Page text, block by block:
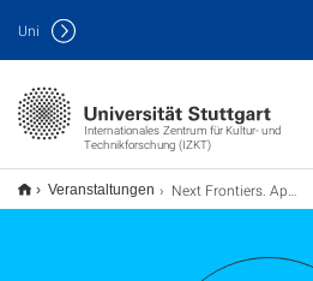
Internationales Zentrum für Kultur- und
Technikforschung (IZKT)
Uni
Veranstaltungen Next Frontiers. Applied Fiction Days "Where Science meets Fiction"